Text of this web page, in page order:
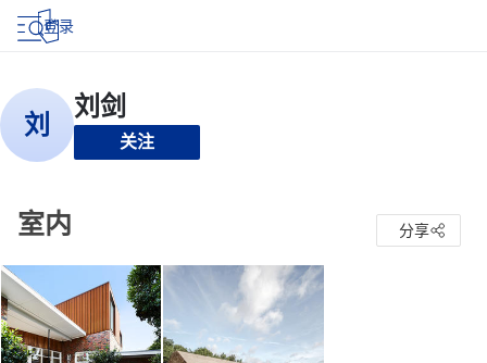
登录
关注
室内 分享